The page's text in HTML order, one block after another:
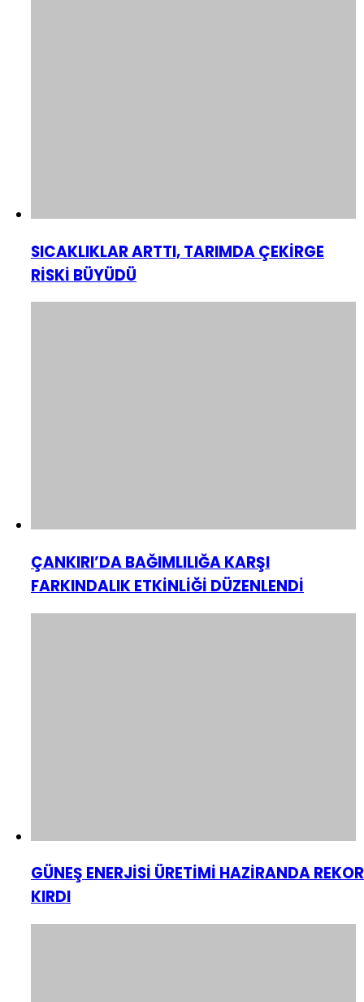
SICAKLIKLAR ARTTI, TARIMDA ÇEKİRGE
RİSKİ BÜYÜDÜ
ÇANKIRI’DA BAĞIMLILIĞA KARŞI
FARKINDALIK ETKİNLİĞİ DÜZENLENDİ
GÜNEŞ ENERJİSİ ÜRETİMİ HAZİRANDA REKOR
KIRDI